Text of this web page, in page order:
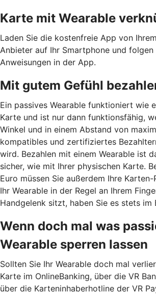
Karte mit Wearable
Laden Sie die kostenfreie App von
Anbieter auf Ihr Smartphone und folgen
Anweisungen in der App.
Mit gutem Gefühl
Ein passives Wearable funktioniert wie
Karte und ist nur dann funktionsfähig,
Winkel und in einem Abstand von
kompatibles und zertifiziertes
wird. Bezahlen mit einem Wearable ist
sicher, wie mit Ihrer physischen Karte.
Euro müssen Sie außerdem Ihre Karten-
Ihr Wearable in der Regel an Ihrem
Handgelenk sitzt, haben Sie es stets im
Wenn doch mal was
Wearable sperren lassen
Sollten Sie Ihr Wearable doch mal
Karte im OnlineBanking, über die VR
über die Karteninhaberhotline der VR